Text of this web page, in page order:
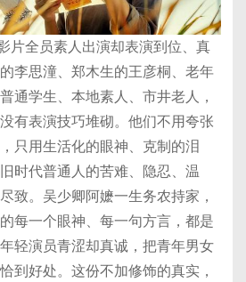
全员素人出演却表演到位、真
李思潼、郑木生的王彦桐、老年
通学生、本地素人、市井老人，
有表演技巧堆砌。他们不用夸张
只用生活化的眼神、克制的泪
时代普通人的苦难、隐忍、温
致。吴少卿阿嬷一生务农持家，
每一个眼神、每一句方言，都是
轻演员青涩却真诚，把青年男女
到好处。这份不加修饰的真实，